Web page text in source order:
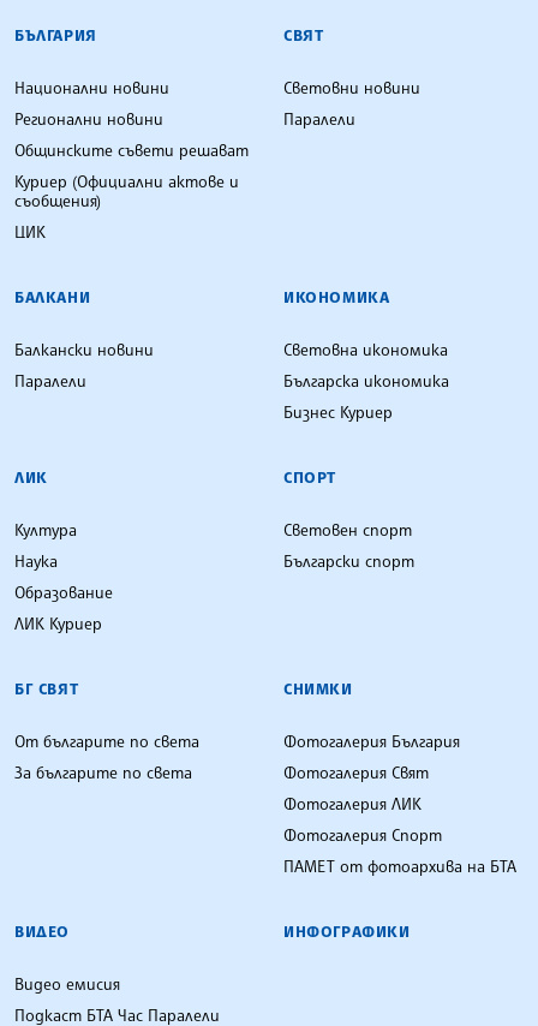
БЪЛГАРСКА ТЕЛЕГРАФНА АГЕНЦИЯ
БЪЛГАРИЯ
Национални новини
Регионални новини
Общинските съвети решават
Куриер (Официални актове и
съобщения)
ЦИК
СВЯТ
Световни новини
Паралели
БАЛКАНИ
Балкански новини
Паралели
ИКОНОМИКА
Световна икономика
Българска икономика
Бизнес Куриер
ЛИК
Култура
Наука
Образование
ЛИК Куриер
СПОРТ
Световен спорт
Български спорт
БГ СВЯТ
От българите по света
За българите по света
СНИМКИ
Фотогалерия България
Фотогалерия Свят
Фотогалерия ЛИК
Фотогалерия Спорт
ПАМЕТ от фотоархива на БТА
ВИДЕО
Видео емисия
Подкаст БТА Час Паралели
ИНФОГРАФИКИ